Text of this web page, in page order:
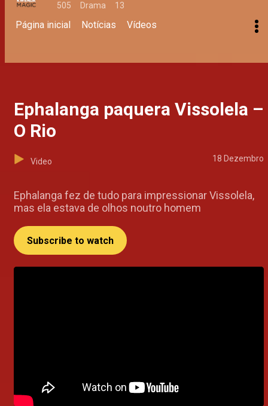
505 Drama 13
Página inicial Notícias Vídeos
Ephalanga paquera Vissolela –
O Rio
Video 18 Dezembro
Ephalanga fez de tudo para impressionar Vissolela,
mas ela estava de olhos noutro homem
Subscribe to watch